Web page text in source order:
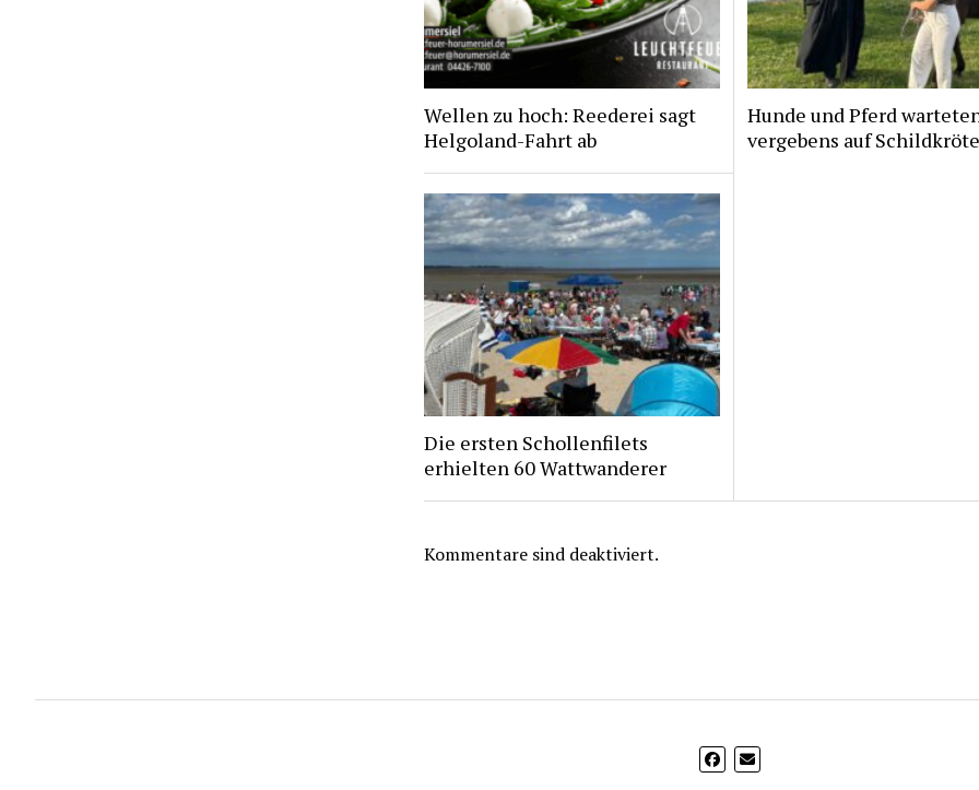
Wellen zu hoch: Reederei sagt
Helgoland-Fahrt ab
Hunde und Pferd
vergebens auf Schildkröte
Die ersten Schollenfilets
erhielten 60 Wattwanderer
Kommentare sind deaktiviert.